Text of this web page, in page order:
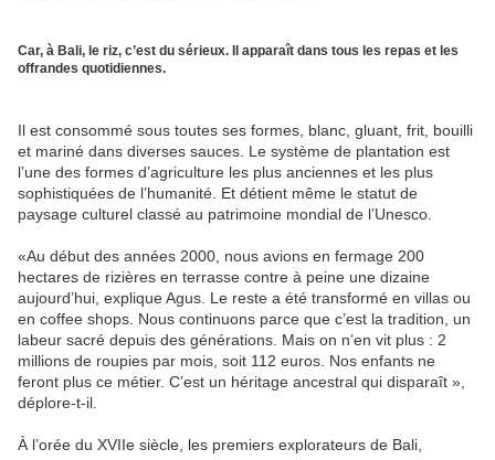
Car, à Bali, le riz, c’est du sérieux. Il apparaît dans tous les repas et les
offrandes quotidiennes.
Il est consommé sous toutes ses formes, blanc, gluant, frit, bouilli
et mariné dans diverses sauces. Le système de plantation est
l’une des formes d’agriculture les plus anciennes et les plus
sophistiquées de l’humanité. Et détient même le statut de
paysage culturel classé au patrimoine mondial de l’Unesco.
«Au début des années 2000, nous avions en fermage 200
hectares de rizières en terrasse contre à peine une dizaine
aujourd’hui, explique Agus. Le reste a été transformé en villas ou
en coffee shops. Nous continuons parce que c’est la tradition, un
labeur sacré depuis des générations. Mais on n’en vit plus : 2
millions de roupies par mois, soit 112 euros. Nos enfants ne
feront plus ce métier. C’est un héritage ancestral qui disparaît »,
déplore-t-il.
À l’orée du XVIIe siècle, les premiers explorateurs de Bali,